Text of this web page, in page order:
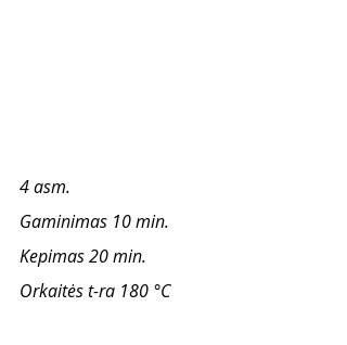
4 asm.
Gaminimas 10 min.
Kepimas 20 min.
Orkaitės t-ra 180 °C